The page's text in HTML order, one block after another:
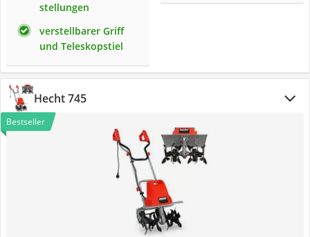
stellungen
verstellbarer Griff
und Teleskopstiel
Hecht 745
Bestseller